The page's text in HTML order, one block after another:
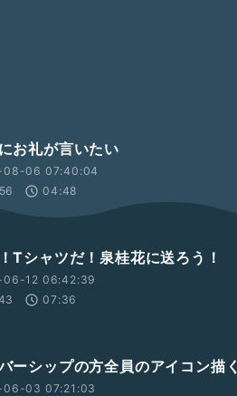
お礼が言いたい
08-06 07:40:04
04:48
Tシャツだ！泉桂花に送ろう！
06-12 06:42:39
07:36
ーシップの方全員のアイコン描く
06-03 07:21:03